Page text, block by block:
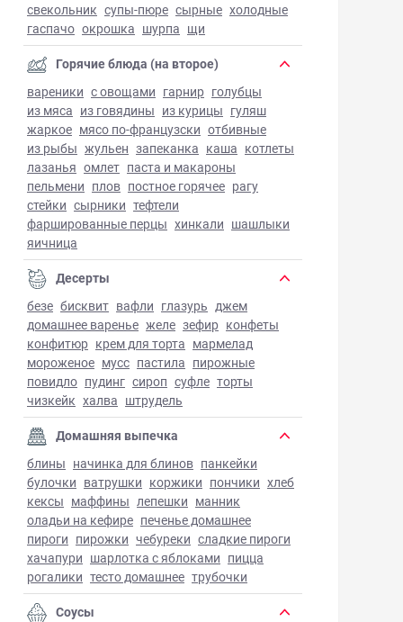
свекольник супы-пюре сырные холодные
гаспачо окрошка шурпа щи
Горячие блюда (на второе)
вареники с овощами гарнир голубцы
из мяса из говядины из курицы гуляш
жаркое мясо по-французски отбивные
из рыбы жульен запеканка каша котлеты
лазанья омлет паста и макароны
пельмени плов постное горячее рагу
стейки сырники тефтели
фаршированные перцы хинкали шашлыки
яичница
Десерты
безе бисквит вафли глазурь джем
домашнее варенье желе зефир конфеты
конфитюр крем для торта мармелад
мороженое мусс пастила пирожные
повидло пудинг сироп суфле торты
чизкейк халва штрудель
Домашняя выпечка
блины начинка для блинов панкейки
булочки ватрушки коржики пончики хлеб
кексы маффины лепешки манник
оладьи на кефире печенье домашнее
пироги пирожки чебуреки сладкие пироги
хачапури шарлотка с яблоками пицца
рогалики тесто домашнее трубочки
Соусы